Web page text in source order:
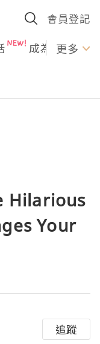
會員登記
成為U更多
Hilarious
Your
追蹤